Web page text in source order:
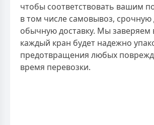
чтобы соответствовать вашим
в том числе самовывоз, срочную
обычную доставку. Мы заверяем
каждый кран будет надежно
предотвращения любых
время перевозки.